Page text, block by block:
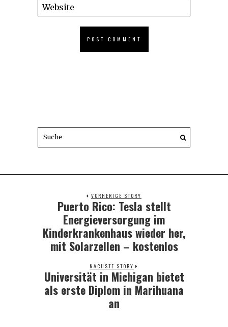
VORHERIGE STORY
Previous
Puerto Rico: Tesla stellt
Energieversorgung im
Kinderkrankenhaus wieder her,
mit Solarzellen – kostenlos
NÄCHSTE STORY
Next
post:
Universität in Michigan bietet
als erste Diplom in Marihuana
an